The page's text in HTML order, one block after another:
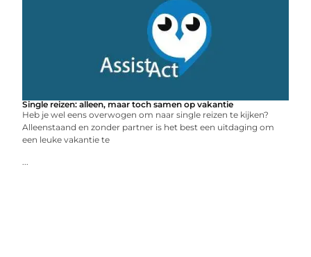
Single reizen: alleen, maar toch samen op vakantie
Heb je wel eens overwogen om naar single reizen te kijken?
Alleenstaand en zonder partner is het best een uitdaging om
een leuke vakantie te
...